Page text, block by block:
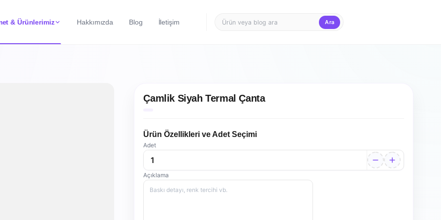
& Ürünlerimiz Hakkımızda Blog İletişim Ara
Çamlik Siyah Termal Çanta
Ürün Özellikleri ve Adet Seçimi
Adet
Açıklama